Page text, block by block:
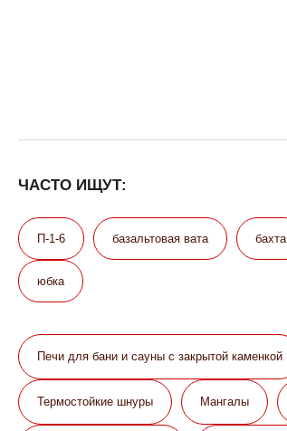
ЧАСТО ИЩУТ:
П-1-6 базальтовая вата бахта
юбка
Печи для бани и сауны с закрытой каменкой
Термостойкие шнуры Мангалы